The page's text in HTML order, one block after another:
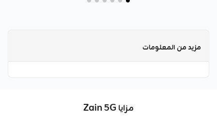
مزيد من المعلومات
مزايا Zain 5G